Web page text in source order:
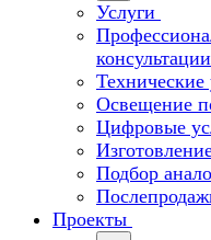
Услуги
консультации
Технические
Освещение
Цифровые
Подбор
Проекты